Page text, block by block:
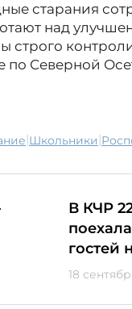
старания
над
строго
по Северной
| школьники|
В КЧР
гостей
18